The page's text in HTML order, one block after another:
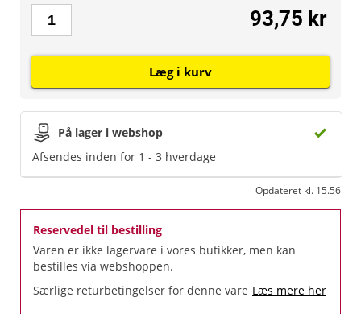
På lager i webshop
Afsendes inden for 1 - 3 hverdage
Opdateret kl. 15.56
Reservedel til bestilling
Varen er ikke lagervare i vores butikker, men kan
bestilles via webshoppen.
Særlige returbetingelser for denne vare Læs mere her
93,75 kr
Læg i kurv